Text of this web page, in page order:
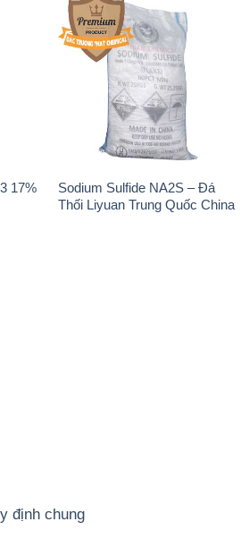
17%
Sodium Sulfide NA2S – Đá
Thối Liyuan Trung Quốc China
định chung